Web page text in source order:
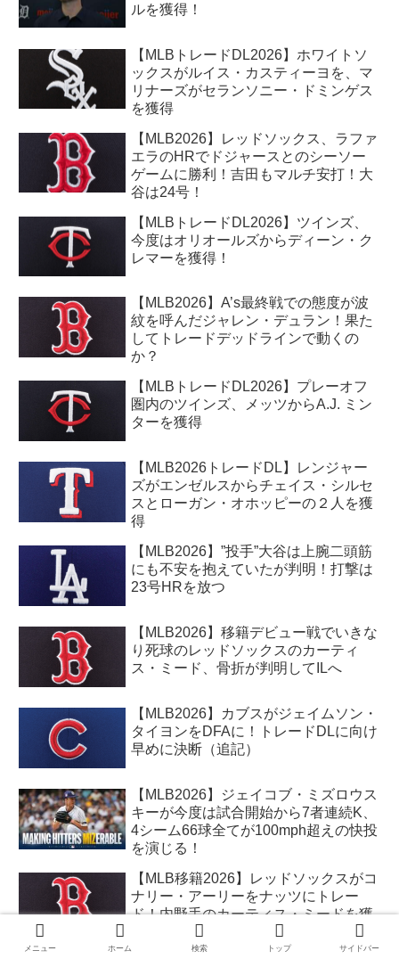
ルを獲得！
【MLBトレードDL2026】ホワイトソ
ックスがルイス・カスティーヨを、マ
リナーズがセランソニー・ドミンゲス
を獲得
【MLB2026】レッドソックス、ラファ
エラのHRでドジャースとのシーソー
ゲームに勝利！吉田もマルチ安打！大
谷は24号！
【MLBトレードDL2026】ツインズ、
今度はオリオールズからディーン・ク
レマーを獲得！
【MLB2026】A’s最終戦での態度が波
紋を呼んだジャレン・デュラン！果た
してトレードデッドラインで動くの
か？
【MLBトレードDL2026】プレーオフ
圏内のツインズ、メッツからA.J. ミン
ターを獲得
【MLB2026トレードDL】レンジャー
ズがエンゼルスからチェイス・シルセ
スとローガン・オホッピーの２人を獲
得
【MLB2026】”投手”大谷は上腕二頭筋
にも不安を抱えていたが判明！打撃は
23号HRを放つ
【MLB2026】移籍デビュー戦でいきな
り死球のレッドソックスのカーティ
ス・ミード、骨折が判明してILへ
【MLB2026】カブスがジェイムソン・
タイヨンをDFAに！トレードDLに向け
早めに決断（追記）
【MLB2026】ジェイコブ・ミズロウス
キーが今度は試合開始から7者連続K、
4シーム66球全てが100mph超えの快投
を演じる！
【MLB移籍2026】レッドソックスがコ
ナリー・アーリーをナッツにトレー
ド！内野手のカーティス・ミードを獲
メニュー ホーム 検索 トップ サイドバー